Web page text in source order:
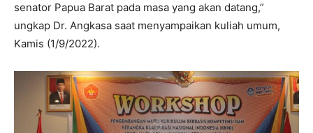
senator Papua Barat pada masa yang akan datang,”
ungkap Dr. Angkasa saat menyampaikan kuliah umum,
Kamis (1/9/2022).